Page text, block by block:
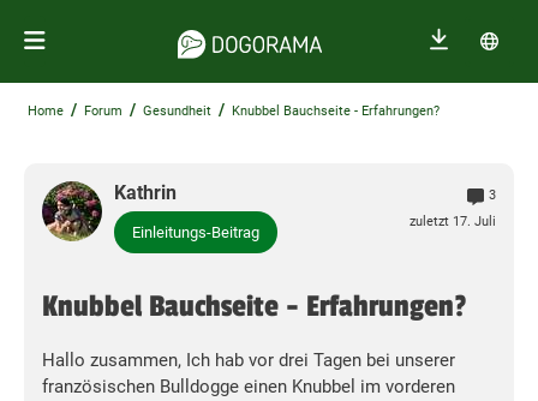
Home / Forum / Gesundheit / Knubbel Bauchseite - Erfahrungen?
Kathrin
Einleitungs-Beitrag
3
zuletzt 17. Juli
Knubbel Bauchseite - Erfahrungen?
Hallo zusammen, Ich hab vor drei Tagen bei unserer
französischen Bulldogge einen Knubbel im vorderen